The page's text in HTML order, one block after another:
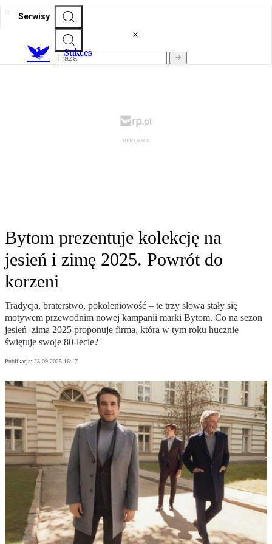
Serwisy
Sukces
Bytom prezentuje kolekcję na
jesień i zimę 2025. Powrót do
korzeni
Tradycja, braterstwo, pokoleniowość – te trzy słowa stały się
motywem przewodnim nowej kampanii marki Bytom. Co na sezon
jesień–zima 2025 proponuje firma, która w tym roku hucznie
świętuje swoje 80-lecie?
Publikacja: 23.09.2025 16:17